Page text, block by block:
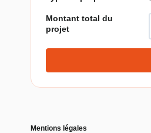
Mentions légales